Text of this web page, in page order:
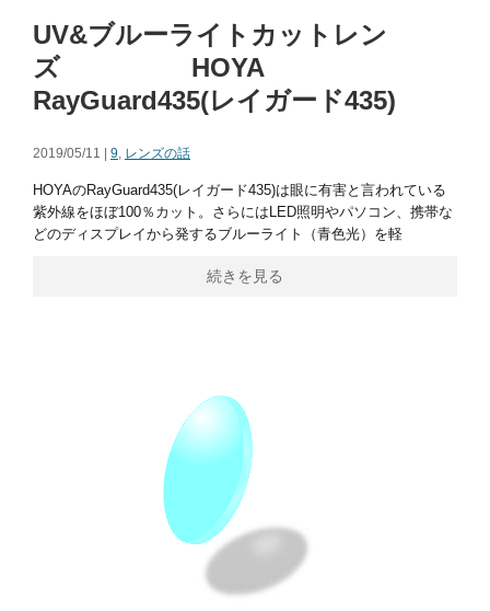
UV&ブルーライトカットレン
ズ HOYA
RayGuard435(レイガード435)
2019/05/11 | 9, レンズの話
HOYAのRayGuard435(レイガード435)は眼に有害と言われている
紫外線をほぼ100％カット。さらにはLED照明やパソコン、携帯な
どのディスプレイから発するブルーライト（青色光）を軽
続きを見る